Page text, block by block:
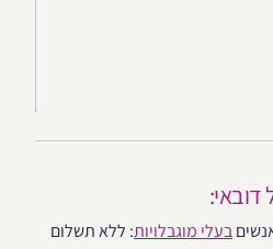
דובאי:
בעלי מוגבלויות: ללא תשלום